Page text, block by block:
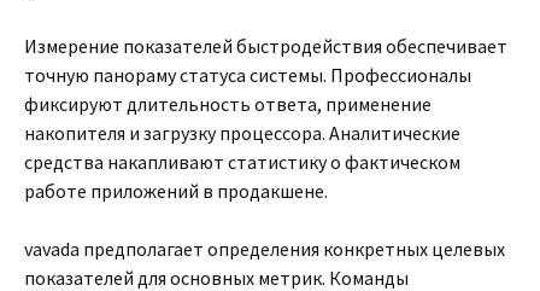
Измерение показателей быстродействия обеспечивает
точную панораму статуса системы. Профессионалы
фиксируют длительность ответа, применение
накопителя и загрузку процессора. Аналитические
средства накапливают статистику о фактическом
работе приложений в продакшене.
vavada предполагает определения конкретных целевых
показателей для основных метрик. Команды